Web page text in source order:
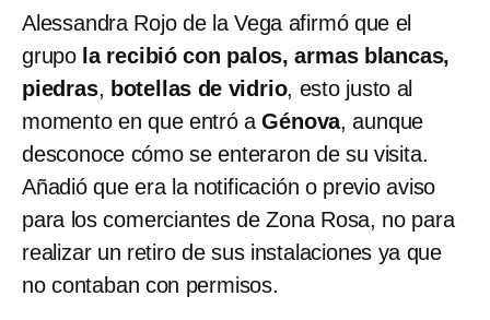
Alessandra Rojo de la Vega afirmó que el
grupo la recibió con palos, armas blancas,
piedras, botellas de vidrio, esto justo al
momento en que entró aGénova, aunque
desconoce cómo se enteraron de su visita.
Añadió que era la notificación o previo aviso
para los comerciantes de Zona Rosa, no para
realizar un retiro de sus instalaciones ya que
no contaban con permisos.